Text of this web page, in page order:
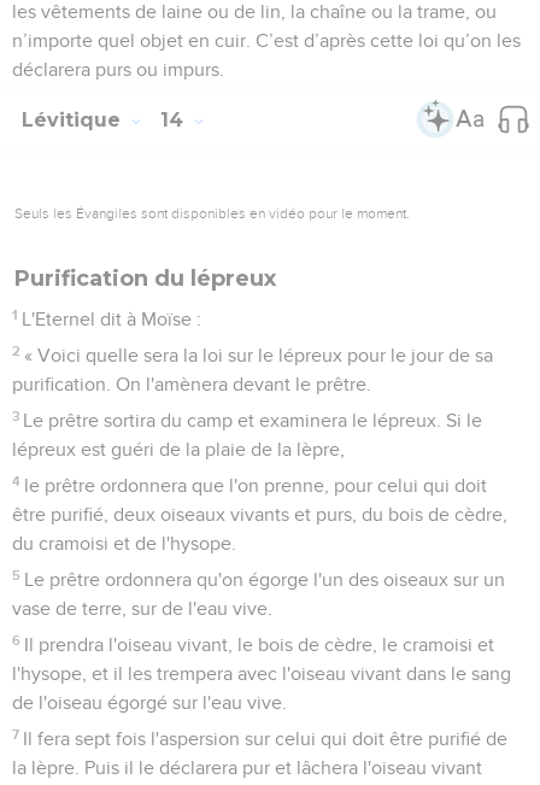
les vêtements de laine ou de lin, la chaîne ou la trame, ou
n’importe quel objet en cuir. C’est d’après cette loi qu’on les
déclarera purs ou impurs.
Lévitique 14
Seuls les Évangiles sont disponibles en vidéo pour le moment.
Purification du lépreux
1 L'Eternel dit à Moïse :
2 « Voici quelle sera la loi sur le lépreux pour le jour de sa
purification. On l'amènera devant le prêtre.
3 Le prêtre sortira du camp et examinera le lépreux. Si le
lépreux est guéri de la plaie de la lèpre,
4 le prêtre ordonnera que l'on prenne, pour celui qui doit
être purifié, deux oiseaux vivants et purs, du bois de cèdre,
du cramoisi et de l'hysope.
5 Le prêtre ordonnera qu'on égorge l'un des oiseaux sur un
vase de terre, sur de l'eau vive.
6 Il prendra l'oiseau vivant, le bois de cèdre, le cramoisi et
l'hysope, et il les trempera avec l'oiseau vivant dans le sang
de l'oiseau égorgé sur l'eau vive.
7 Il fera sept fois l'aspersion sur celui qui doit être purifié de
la lèpre. Puis il le déclarera pur et lâchera l'oiseau vivant